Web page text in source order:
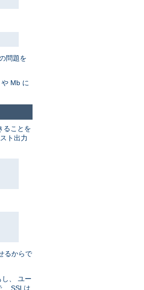
問題を
Mb に
ることを
ト出力
るからで
、 ユー
SSI は